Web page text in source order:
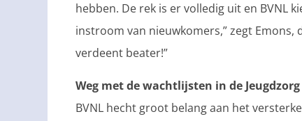
hebben. De rek is er volledig uit en BVNL
instroom van nieuwkomers,” zegt
verdeent beater!”
Weg met de wachtlijsten in de Jeugdzorg
BVNL hecht groot belang aan het